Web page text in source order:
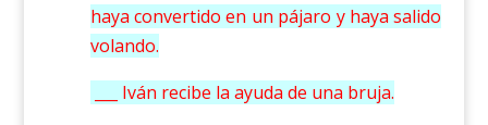
haya convertido en un pájaro y haya salido
volando.
___ Iván recibe la ayuda de una bruja.